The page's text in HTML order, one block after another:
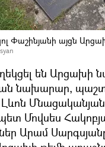
Փաշինյանի այցն
են
նախարար,
Մովսես
Արամ